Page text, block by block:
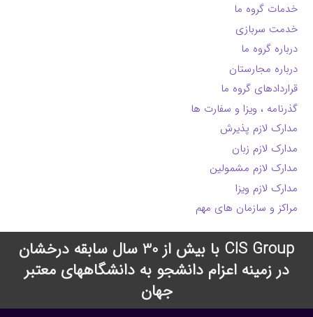
خدمات گروه ما
خدمت سربازی
درباره گروه ما
درباره مجارستان
قراردادهای گروه ما
گذرنامه ، ویزا و سفارت ها
مدارک لازم پذیرش
مدارک لازم زبان
مدارک لازم مشمولین
مدارک لازم ویزا
مراکز و سازمان های مهم
CIS Group با بیش از 30 سال سابقه درخشان
در زمینه اعزام دانشجو به دانشگاههای معتبر
جهان